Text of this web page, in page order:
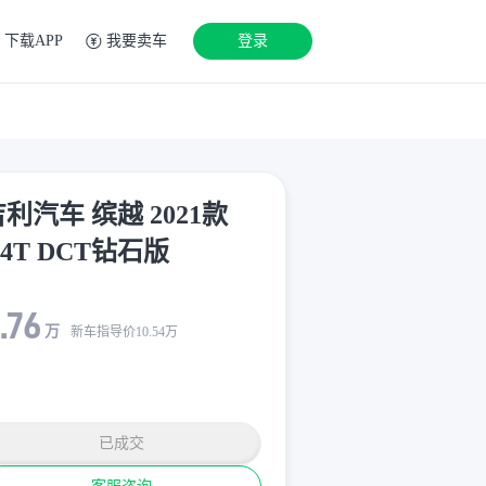
下载APP 我要卖车 登录
利汽车 缤越 2021款
DCT钻石版
万 新车指导价10.54万
已成交